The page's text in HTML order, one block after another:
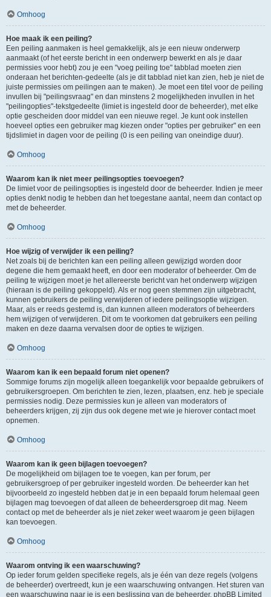
Omhoog
Hoe maak ik een peiling?
Een peiling aanmaken is heel gemakkelijk, als je een nieuw onderwerp
aanmaakt (of het eerste bericht in een onderwerp bewerkt en als je daar
permissies voor hebt) zou je een "voeg peiling toe" tabblad moeten zien
onderaan het berichten-gedeelte (als je dit tabblad niet kan zien, heb je niet de
juiste permissies om peilingen aan te maken). Je moet een titel voor de peiling
invullen bij "peilingsvraag" en dan minstens 2 mogelijkheden invullen in het
"peilingopties"-tekstgedeelte (limiet is ingesteld door de beheerder), met elke
optie gescheiden door middel van een nieuwe regel. Je kunt ook instellen
hoeveel opties een gebruiker mag kiezen onder "opties per gebruiker" en een
tijdslimiet in dagen voor de peiling (0 is een peiling van oneindige duur).
Omhoog
Waarom kan ik niet meer peilingsopties toevoegen?
De limiet voor de peilingsopties is ingesteld door de beheerder. Indien je meer
opties denkt nodig te hebben dan het toegestane aantal, neem dan contact op
met de beheerder.
Omhoog
Hoe wijzig of verwijder ik een peiling?
Net zoals bij de berichten kan een peiling alleen gewijzigd worden door
degene die hem gemaakt heeft, en door een moderator of beheerder. Om de
peiling te wijzigen moet je het allereerste bericht van het onderwerp wijzigen
(hieraan is de peiling gekoppeld). Als er nog geen stemmen zijn uitgebracht,
kunnen gebruikers de peiling verwijderen of iedere peilingsoptie wijzigen.
Maar, als er reeds gestemd is, dan kunnen alleen moderators of beheerders
hem wijzigen of verwijderen. Dit om te voorkomen dat gebruikers een peiling
maken en deze daarna vervalsen door de opties te wijzigen.
Omhoog
Waarom kan ik een bepaald forum niet openen?
Sommige forums zijn mogelijk alleen toegankelijk voor bepaalde gebruikers of
gebruikersgroepen. Om berichten te zien, lezen, plaatsen, enz. heb je speciale
permissies nodig. Deze permissies kun je alleen van moderators of
beheerders krijgen, zij zijn dus ook degene met wie je hierover contact moet
opnemen.
Omhoog
Waarom kan ik geen bijlagen toevoegen?
De mogelijkheid om bijlagen toe te voegen, kan per forum, per
gebruikersgroep of per gebruiker ingesteld worden. De beheerder kan het
bijvoorbeeld zo ingesteld hebben dat je in een bepaald forum helemaal geen
bijlagen mag toevoegen of dat alleen de beheerdersgroep dit mag. Neem
contact op met de beheerder als je niet zeker weet waarom je geen bijlagen
kan toevoegen.
Omhoog
Waarom ontving ik een waarschuwing?
Op ieder forum gelden specifieke regels, als je één van deze regels (volgens
de beheerder) overtreedt, kun je een waarschuwing ontvangen. Het sturen van
een waarschuwing naar je is een beslissing van de beheerder, phpBB Limited